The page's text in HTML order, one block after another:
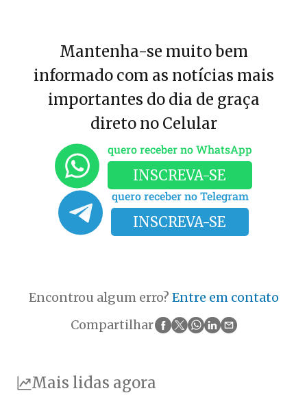
Mantenha-se muito bem
informado com as notícias mais
importantes do dia de graça
direto no Celular
quero receber no WhatsApp
INSCREVA-SE
quero receber no Telegram
INSCREVA-SE
Encontrou algum erro? Entre em contato
Compartilhar
Mais lidas agora